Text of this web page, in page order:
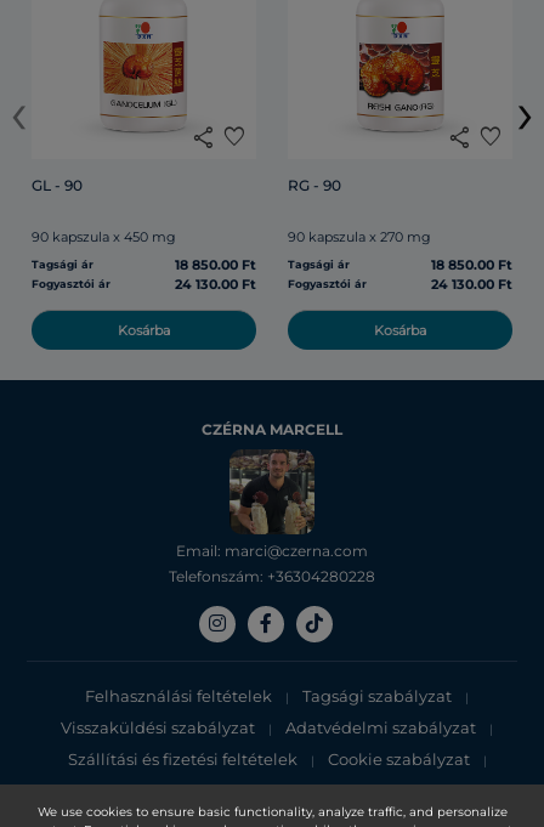
We use cookies to ensure basic functionality, analyze traffic, and personalize
share favorite
GL - 90
90 kapszula x 450 mg
Tagsági ár 18 850.00 Ft
Fogyasztói ár 24 130.00 Ft
Kosárba
share favorite
RG - 90
90 kapszula x 270 mg
Tagsági ár 18 850.00 Ft
Fogyasztói ár 24 130.00 Ft
Kosárba
‹ ›
CZÉRNA MARCELL
Email: marci@czerna.com
Telefonszám: +36304280228
Felhasználási feltételek | Tagsági szabályzat |
Visszaküldési szabályzat | Adatvédelmi szabályzat |
Szállítási és fizetési feltételek | Cookie szabályzat |
Adatvédelmi tájékoztató